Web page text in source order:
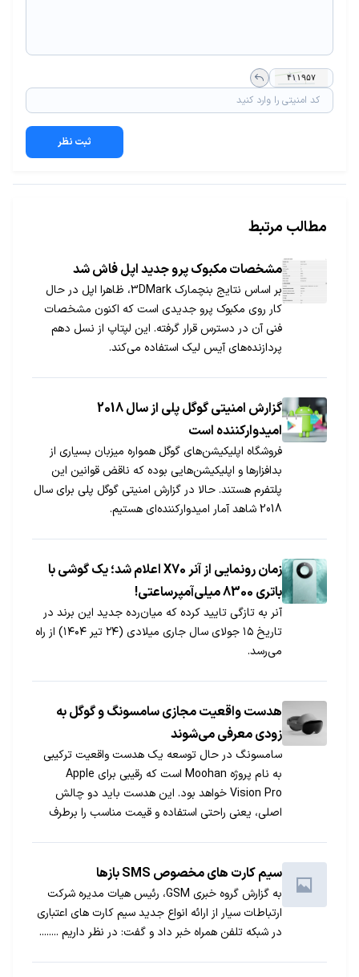
ثبت نظر
مطالب مرتبط
مشخصات مکبوک پرو جدید اپل فاش شد
بر اساس نتایج بنچمارک 3DMark، ظاهرا اپل در حال
کار روی مکبوک پرو جدیدی است که اکنون مشخصات
فنی آن در دسترس قرار گرفته. این لپتاپ از نسل دهم
پردازنده‌های آیس لیک استفاده می‌کند.
گزارش امنیتی گوگل پلی از سال 2018
امیدوارکننده است
فروشگاه اپلیکیشن‌های گوگل همواره میزبان بسیاری از
بدافزارها و اپلیکیشن‌هایی بوده که ناقض قوانین این
پلتفرم هستند. حالا در گزارش امنیتی گوگل پلی برای سال
2018 شاهد آمار امیدوارکننده‌ای هستیم.
زمان رونمایی از آنر X70 اعلام شد؛ یک گوشی با
باتری 8300 میلی‌آمپرساعتی!
آنر به تازگی تایید کرده که میان‌رده جدید این برند در
تاریخ ۱۵ جولای سال جاری میلادی (۲۴ تیر ۱۴۰۴) از راه
می‌رسد.
هدست واقعیت مجازی سامسونگ و گوگل به
زودی معرفی می‌شوند
سامسونگ در حال توسعه یک هدست واقعیت ترکیبی
به نام پروژه Moohan است که رقیبی برای Apple
Vision Pro خواهد بود. این هدست باید دو چالش
اصلی، یعنی راحتی استفاده و قیمت مناسب را برطرف
سیم کارت های مخصوص SMS بازها
به گزارش گروه خبری GSM، رئیس هیات مدیره شرکت
ارتباطات سیار از ارائه انواع جدید سیم کارت های اعتباری
در شبکه تلفن همراه خبر داد و گفت: در نظر داریم ........